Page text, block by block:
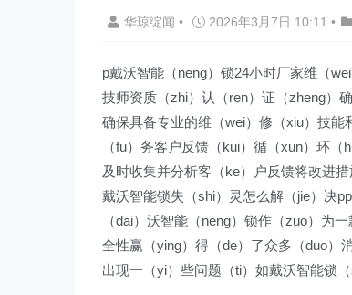
华琼绽闻 • 2026年3月7日 10:11 •
p戴沃智能（neng）锁24小时厂家维（
技师资质（zhi）认（ren）证（zheng）
确保具备专业的维（wei）修（xiu）技
（fu）务客户反馈（kui）循（xun）环
及时收集并分析客（ke）户反馈将改进
戴沃智能锁失（shi）灵怎么解（jie）决
（dai）沃智能（neng）锁作（zuo）为
全性赢（ying）得（de）了众多（duo）
出现一（yi）些问题（ti）如戴沃智能锁（